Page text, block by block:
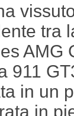
tra
AMG
911
in un
in